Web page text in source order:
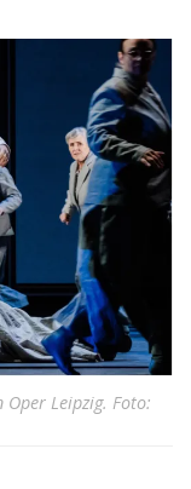
Leipzig. Foto: